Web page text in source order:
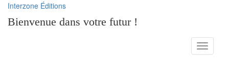
Interzone Éditions
Bienvenue dans votre futur !
Toggle